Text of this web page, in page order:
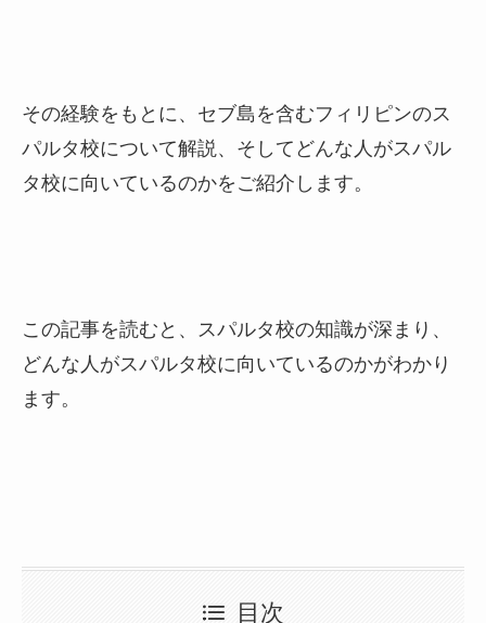
その経験をもとに、セブ島を含むフィリピンのス
パルタ校について解説、そしてどんな人がスパル
タ校に向いているのかをご紹介します。
この記事を読むと、スパルタ校の知識が深まり、
どんな人がスパルタ校に向いているのかがわかり
ます。
目次